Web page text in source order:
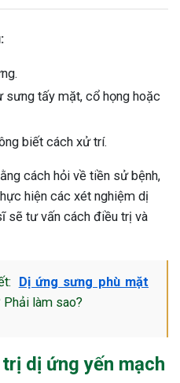
sưng tấy mặt, cổ họng hoặc
biết cách xử trí.
cách hỏi về tiền sử bệnh,
hiện các xét nghiệm dị
sẽ tư vấn cách điều trị và
Dị ứng sưng phù mặt
Phải làm sao?
dị ứng yến mạch